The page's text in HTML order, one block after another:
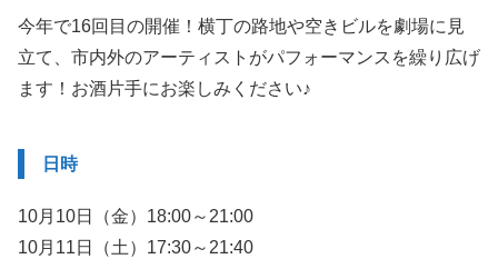
今年で16回目の開催！横丁の路地や空きビルを劇場に見
立て、市内外のアーティストがパフォーマンスを繰り広げ
ます！お酒片手にお楽しみください♪
日時
10月10日（金）18:00～21:00
10月11日（土）17:30～21:40